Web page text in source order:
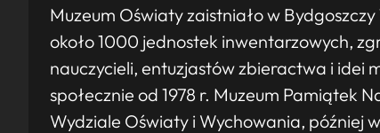
Muzeum Oświaty zaistniało w
około 1000 jednostek inwentarzowych,
nauczycieli, entuzjastów zbieractwa i idei
społecznie od 1978 r. Muzeum Pamiątek
Wydziale Oświaty i Wychowania, później